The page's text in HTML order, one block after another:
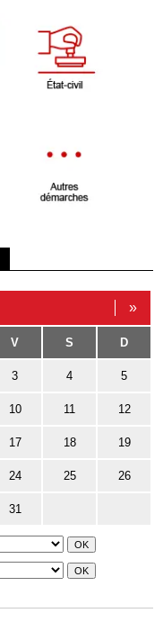
»
V S D
3 4 5
10 11 12
17 18 19
24 25 26
31